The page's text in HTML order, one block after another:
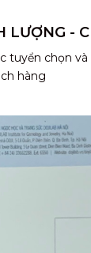
LƯỢNG -
tuyển chọn
hàng